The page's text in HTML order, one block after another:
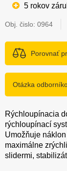
5 rokov
Obj. čislo: 0964
Porovnať
Otázka
Rýchloupínacia
rýchloupínací
Umožňuje
maximálne
slidermi,